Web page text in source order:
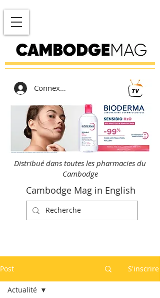
Connexion
Distribué dans toutes les pharmacies du
Cambodge
Cambodge Mag in English
Post S'inscrire
Actualité